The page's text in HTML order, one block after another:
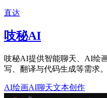
直达
吱秘AI
吱秘AI提供智能聊天、AI绘
写、翻译与代码生成等需求。
AI绘画AI聊天文本创作